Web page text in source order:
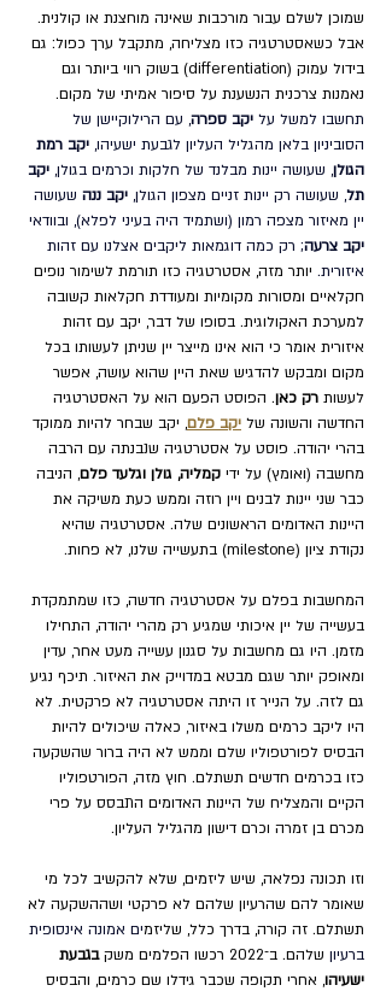
שמוכן לשלם עבור מורכבות שאינה מוחצנת או קולנית.
אבל כשאסטרטגיה כזו מצליחה, מתקבל ערך כפול: גם
בידול עמוק (differentiation) בשוק רווי ביותר וגם
נאמנות צרכנית הנשענת על סיפור אמיתי של מקום.
תחשבו למשל על יקב ספרה, עם הרילוקיישן של
הסוביניון בלאן מהגליל העליון לגבעת ישעיהו, יקב רמת
הגולן, שעושה יינות מבלנד של חלקות וכרמים בגולן, יקב
תל, שעושה רק יינות זניים מצפון הגולן, יקב ננה שעושה
יין מאיזור מצפה רמון (ושתמיד היה בעיני לפלא), ובוודאי
יקב צרעה; רק כמה דוגמאות ליקבים אצלנו עם זהות
איזורית. יותר מזה, אסטרטגיה כזו תורמת לשימור נופים
חקלאיים ומסורות מקומיות ומעודדת חקלאות קשובה
למערכת האקולוגית. בסופו של דבר, יקב עם זהות
איזורית אומר כי הוא אינו מייצר יין שניתן לעשותו בכל
מקום ומבקש להדגיש שאת היין שהוא עושה, אפשר
לעשות רק כאן. הפוסט הפעם הוא על האסטרטגיה
החדשה והשונה של יקב פלם, יקב שבחר להיות ממוקד
בהרי יהודה. פוסט על אסטרטגיה שנבנתה עם הרבה
מחשבה (ואומץ) על ידי קמליה, גולן וגלעד פלם, הניבה
כבר שני יינות לבנים ויין רוזה וממש כעת משיקה את
היינות האדומים הראשונים שלה. אסטרטגיה שהיא
נקודת ציון (milestone) בתעשייה שלנו, לא פחות.
המחשבות בפלם על אסטרטגיה חדשה, כזו שמתמקדת
בעשייה של יין איכותי שמגיע רק מהרי יהודה, התחילו
מזמן. היו גם מחשבות על סגנון עשייה מעט אחר, עדין
ומאופק יותר שגם מבטא במדוייק את האיזור. תיכף נגיע
גם לזה. על הנייר זו היתה אסטרטגיה לא פרקטית. לא
היו ליקב כרמים משלו באיזור, כאלה שיכולים להיות
הבסיס לפורטפוליו שלם וממש לא היה ברור שהשקעה
כזו בכרמים חדשים תשתלם. חוץ מזה, הפורטפוליו
הקיים והמצליח של היינות האדומים התבסס על פרי
מכרם בן זמרה וכרם דישון מהגליל העליון.
וזו תכונה נפלאה, שיש ליזמים, שלא להקשיב לכל מי
שאומר להם שהרעיון שלהם לא פרקטי ושההשקעה לא
תשתלם. זה קורה, בדרך כלל, שליזמים אמונה אינסופית
ברעיון שלהם. ב־2022 רכשו הפלמים משק
בגבעת
ישעיהו, אחרי תקופה שכבר גידלו שם כרמים, והבסיס